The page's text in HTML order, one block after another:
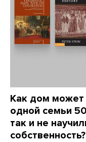
Как дом может
одной семьи
так и не
собственность?